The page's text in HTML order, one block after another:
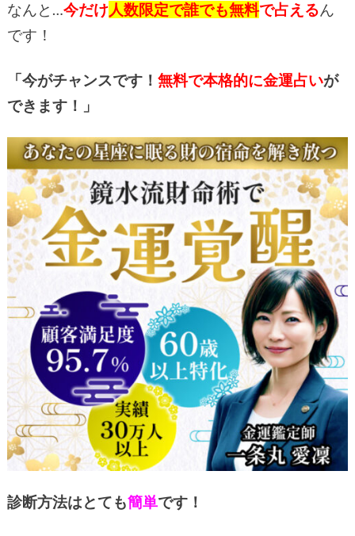
なんと…今だけ人数限定で誰でも無料で占えるん
です！
「今がチャンスです！ 無料で本格的に金運占いが
できます！」
診断方法はとても簡単です！